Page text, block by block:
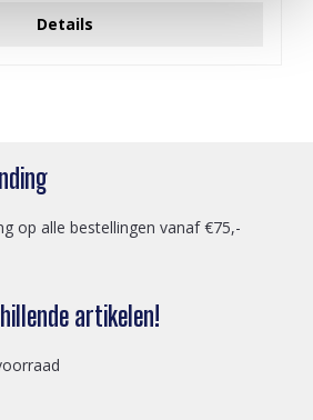
Details
op alle bestellingen vanaf €75,-
artikelen!